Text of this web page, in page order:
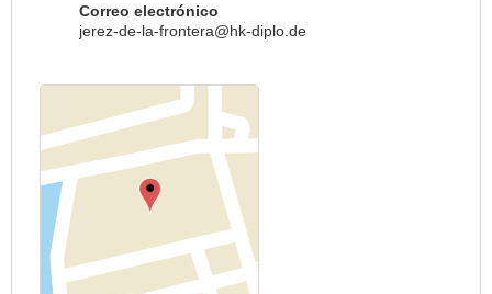
Correo electrónico
jerez-de-la-frontera@hk-diplo.de